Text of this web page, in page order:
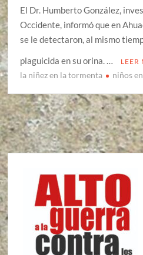
El Dr. Humberto González,
Occidente, informó que en
se le detectaron, al mismo
plaguicida en su orina. …
LEER
la niñez en la tormenta niños